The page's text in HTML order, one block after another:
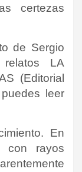
certezas
de Sergio
LA
(Editorial
leer
En
con rayos